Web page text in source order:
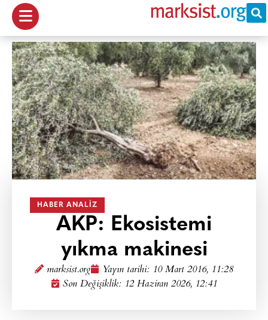
HABER ANALIZ
AKP: Ekosistemi
yıkma makinesi
marksist.org Yayın tarihi: 10 Mart 2016, 11:28
Son Değişiklik: 12 Haziran 2026, 12:41